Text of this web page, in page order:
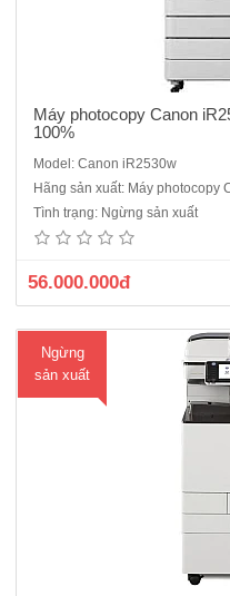
Máy photocopy Canon
100%
Model: Canon iR2530w
Hãng sản xuất: Máy photocopy
Tình trạng: Ngừng sản xuất
56.000.000đ
Ngừng
sản xuất
Chức năng chính:
Trang/ phút Sao chụp liên
dpiĐộ phân giải in 1.200 x
(A6-A3) Khổ giấy :